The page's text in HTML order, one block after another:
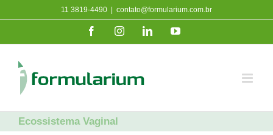
para
11 3819-4490 contato@formularium.com.br
FacebookInstagramLinkedInYouTube
Ecossistema Vaginal